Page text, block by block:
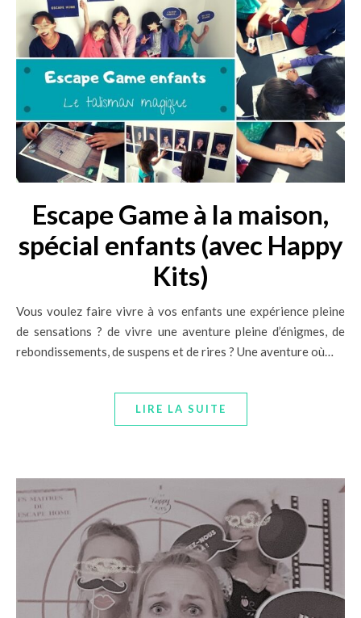
Escape Game à la maison,
spécial enfants (avec Happy
Kits)
Vous voulez faire vivre à vos enfants une expérience pleine
de sensations ? de vivre une aventure pleine d’énigmes, de
rebondissements, de suspens et de rires ? Une aventure où…
LIRE LA SUITE